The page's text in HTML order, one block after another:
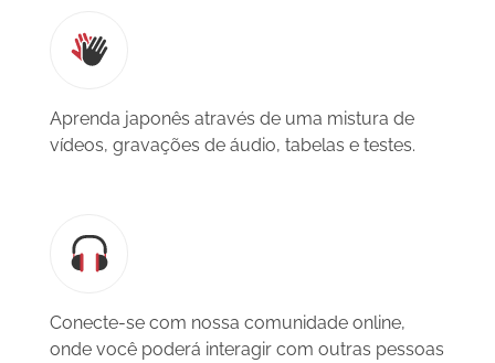
Aprenda japonês através de uma mistura de
vídeos, gravações de áudio, tabelas e testes.
Conecte-se com nossa comunidade online,
onde você poderá interagir com outras pessoas